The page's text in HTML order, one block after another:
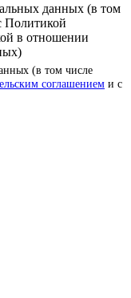
данных (в том
Политикой
в отношении
(в том числе
соглашением и с